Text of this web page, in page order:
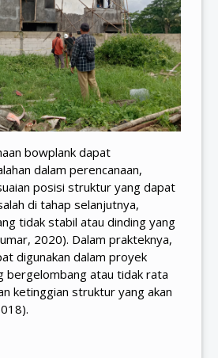
bowplank dapat
dalam perencanaan,
posisi struktur yang dapat
di tahap selanjutnya,
tidak stabil atau dinding yang
2020). Dalam prakteknya,
digunakan dalam proyek
bergelombang atau tidak rata
ketinggian struktur yang akan